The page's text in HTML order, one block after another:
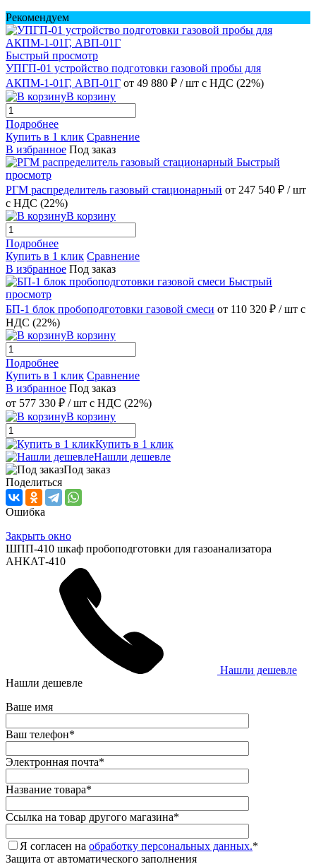
Рекомендуем
Быстрый просмотр
УПГП-01 устройство подготовки газовой пробы для
АКПМ-1-01Г, АВП-01Г от 49 880 ₽ / шт с НДС (22%)
В корзину
Подробнее
Купить в 1 клик Сравнение
В избранное Под заказ
Быстрый
просмотр
РГМ распределитель газовый стационарный от 247 540 ₽ / шт
с НДС (22%)
В корзину
Подробнее
Купить в 1 клик Сравнение
В избранное Под заказ
Быстрый
просмотр
БП-1 блок пробоподготовки газовой смеси от 110 320 ₽ / шт с
НДС (22%)
В корзину
Подробнее
Купить в 1 клик Сравнение
В избранное Под заказ
от 577 330 ₽ / шт с НДС (22%)
В корзину
Купить в 1 клик
Нашли дешевле
Под заказ
Поделиться
Ошибка
Закрыть окно
ШПП-410 шкаф пробоподготовки для газоанализатора
АНКАТ-410
Нашли дешевле
Нашли дешевле
Ваше имя
Ваш телефон*
Электронная почта*
Название товара*
Ссылка на товар другого магазина*
Я согласен на обработку персональных данных.*
Защита от автоматического заполнения